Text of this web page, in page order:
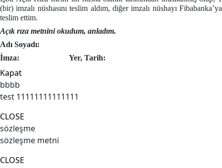
(bir) imzalı nüshasını teslim aldım, diğer imzalı nüshayı Fibabanka’ya
teslim ettim.
Açık rıza metnini okudum, anladım.
Adı Soyadı:
İmza:
Yer, Tarih:
Kapat
bbbb
test 11111111111111
CLOSE
sözleşme
sözleşme metni
CLOSE